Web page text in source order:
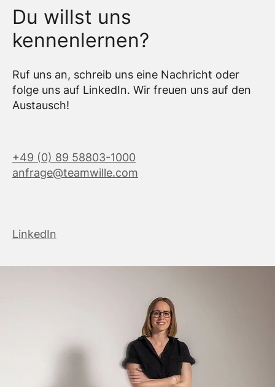
Du willst uns
kennenlernen?
Ruf uns an, schreib uns eine Nachricht oder
folge uns auf LinkedIn. Wir freuen uns auf den
Austausch!
+49 (0) 89 58803-1000
anfrage@teamwille.com
LinkedIn